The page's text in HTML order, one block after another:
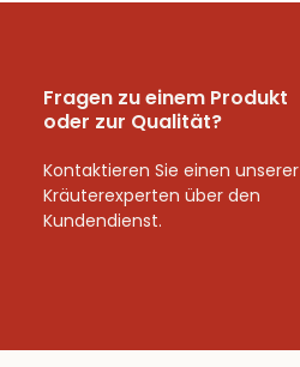
Fragen zu einem Produkt
oder zur Qualität?
Kontaktieren Sie einen unserer
Kräuterexperten über den
Kundendienst.